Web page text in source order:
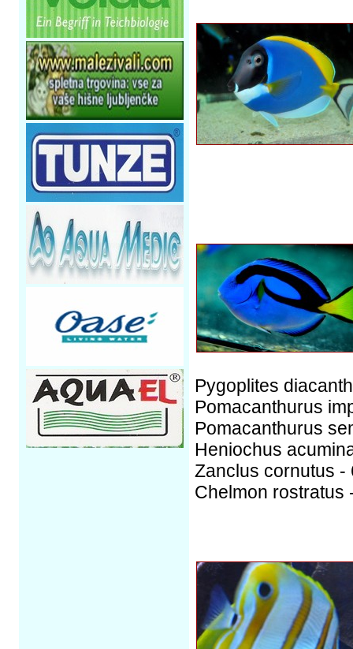
Pygoplites
Pomacanthurus
Pomacanthurus
Heniochus
Zanclus cornutus -
Chelmon rostratus